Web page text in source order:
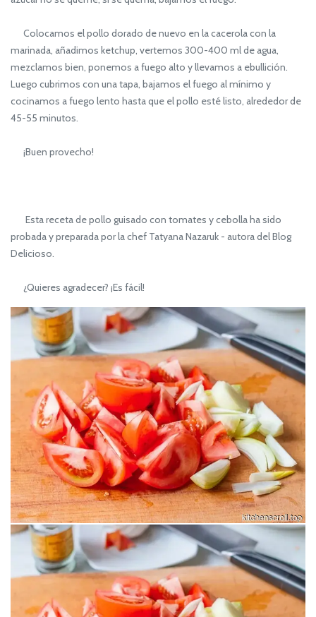
Colocamos el pollo dorado de nuevo en la cacerola con la
marinada, añadimos ketchup, vertemos 300-400 ml de agua,
mezclamos bien, ponemos a fuego alto y llevamos a ebullición.
Luego cubrimos con una tapa, bajamos el fuego al mínimo y
cocinamos a fuego lento hasta que el pollo esté listo, alrededor de
45-55 minutos.
¡Buen provecho!
Esta receta de pollo guisado con tomates y cebolla ha sido
probada y preparada por la chef Tatyana Nazaruk - autora del Blog
Delicioso.
¿Quieres agradecer? ¡Es fácil!